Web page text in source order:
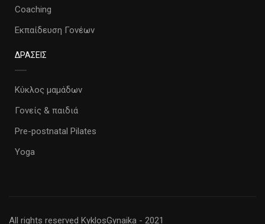
Coaching
Εκπαίδευση Γονέων
ΔΡΑΣΕΙΣ
Κύκλος μαμάδων
Γονείς & παιδιά
Pre-postnatal Pilates
Yoga
All rights reserved KyklosGynaika - 2021